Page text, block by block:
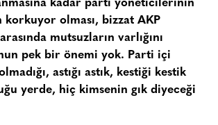
kadar parti yöneticilerinin
olması, bizzat AKP
mutsuzların varlığını
pek bir önemi yok. Parti içi
astığı astık, kestiği kestik
yerde, hiç kimsenin gık diyeceği